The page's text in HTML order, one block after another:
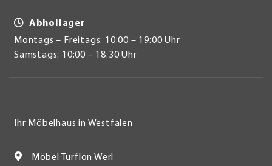
Abhollager
Montags – Freitags: 10:00 – 19:00 Uhr
Samstags: 10:00 – 18:30 Uhr
Ihr Möbelhaus in Westfalen
Möbel Turflon Werl